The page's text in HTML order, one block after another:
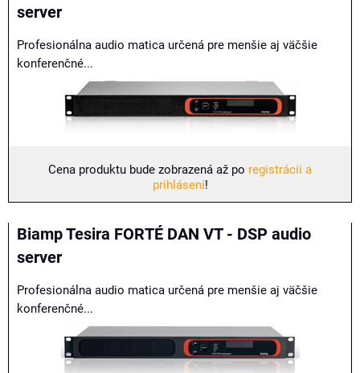
server
Profesionálna audio matica určená pre menšie aj väčšie
konferenčné...
Cena produktu bude zobrazená až po registrácii a
prihlásení!
Biamp Tesira FORTÉ DAN VT - DSP audio
server
Profesionálna audio matica určená pre menšie aj väčšie
konferenčné...